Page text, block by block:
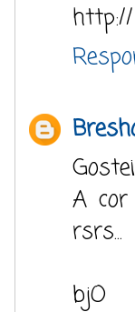
A
rsrs...
bjO